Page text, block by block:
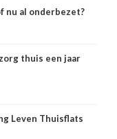
nu al onderbezet?
thuis een jaar
Leven Thuisflats